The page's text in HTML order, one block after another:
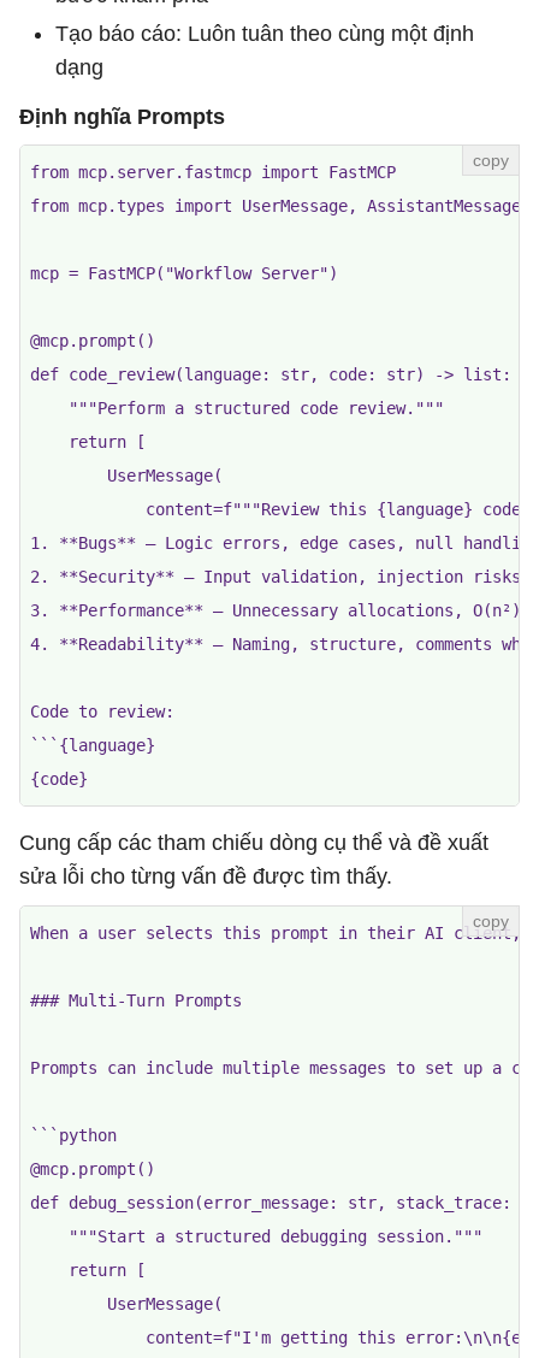
Tạo báo cáo: Luôn tuân theo cùng một định
dạng
Định nghĩa Prompts
from mcp.server.fastmcp import FastMCP
from mcp.types import UserMessage, AssistantMessage
mcp = FastMCP("Workflow Server")
@mcp.prompt()
def code_review(language: str, code: str) -> list:
    """Perform a structured code review."""
    return [
        UserMessage(
content=f"""Review this {language} code
1. **Bugs** — Logic errors, edge cases, null handling
2. **Security** — Input validation, injection risks,
3. **Performance** — Unnecessary allocations, O(n²)
4. **Readability** — Naming, structure, comments
Code to review:
```{language}
Cung cấp các tham chiếu dòng cụ thể và đề xuất
sửa lỗi cho từng vấn đề được tìm thấy.
When a user selects this prompt in their AI client,
### Multi-Turn Prompts
Prompts can include multiple messages to set up a
```python
@mcp.prompt()
def debug_session(error_message: str,
    """Start a structured debugging session."""
    return [
        UserMessage(
content=f"I'm getting this